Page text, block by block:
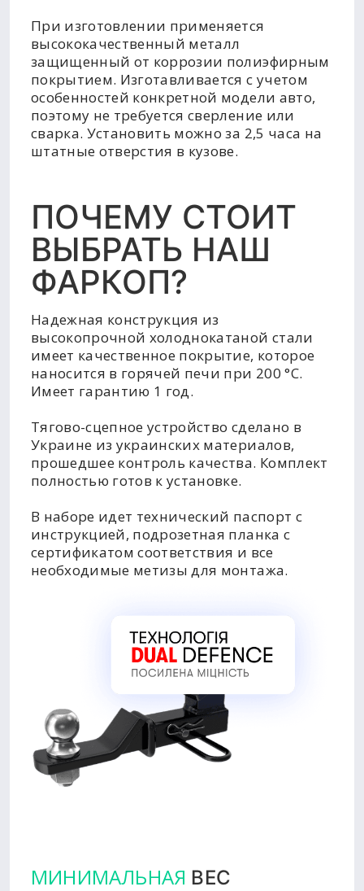
При изготовлении применяется
высококачественный металл
защищенный от коррозии полиэфирным
покрытием. Изготавливается с учетом
особенностей конкретной модели авто,
поэтому не требуется сверление или
сварка. Установить можно за 2,5 часа на
штатные отверстия в кузове.
ПОЧЕМУ СТОИТ
ВЫБРАТЬ НАШ
ФАРКОП?
Надежная конструкция из
высокопрочной холоднокатаной стали
имеет качественное покрытие, которое
наносится в горячей печи при 200 °C.
Имеет гарантию 1 год.
Тягово-сцепное устройство сделано в
Украине из украинских материалов,
прошедшее контроль качества. Комплект
полностью готов к установке.
В наборе идет технический паспорт с
инструкцией, подрозетная планка с
сертификатом соответствия и все
необходимые метизы для монтажа.
МИНИМАЛЬНАЯ ВЕС